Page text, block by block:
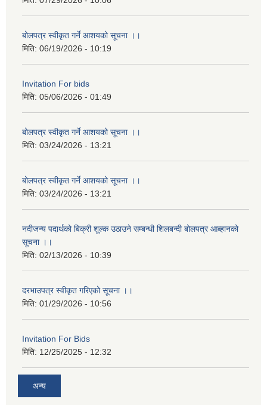
बोलपत्र स्वीकृत गर्ने आशयको सूचना ।।
मिति: 06/19/2026 - 10:19
Invitation For bids
मिति: 05/06/2026 - 01:49
बोलपत्र स्वीकृत गर्ने आशयको सूचना ।।
मिति: 03/24/2026 - 13:21
बोलपत्र स्वीकृत गर्ने आशयको सूचना ।।
मिति: 03/24/2026 - 13:21
नदीजन्य पदार्थको बिक्री शूल्क उठाउने सम्बन्धी शिलबन्दी बोलपत्र आब्हानको
सूचना ।।
मिति: 02/13/2026 - 10:39
दरभाउपत्र स्वीकृत गरिएको सूचना ।।
मिति: 01/29/2026 - 10:56
Invitation For Bids
मिति: 12/25/2025 - 12:32
अन्य